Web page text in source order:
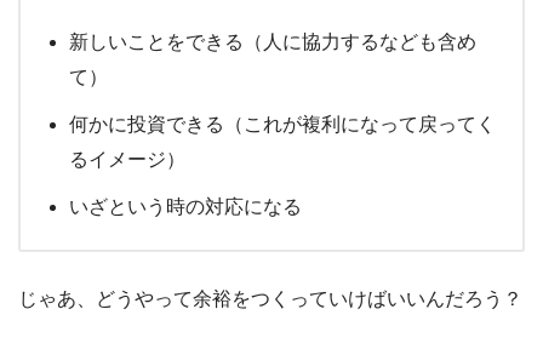
新しいことをできる（人に協力するなども含め
て）
何かに投資できる（これが複利になって戻ってく
るイメージ）
いざという時の対応になる
じゃあ、どうやって余裕をつくっていけばいいんだろう？